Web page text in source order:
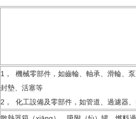
1， 機械零部件，如齒輪、軸承、滑輪、
封墊、活塞等
2， 化工設備及零部件，如管道、過濾器